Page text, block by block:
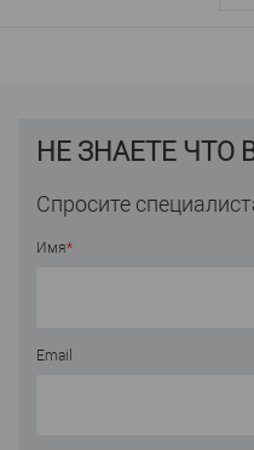
НЕ ЗНАЕТЕ ЧТО
Спросите
Имя*
Email